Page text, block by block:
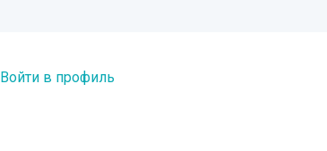
Войти в профиль